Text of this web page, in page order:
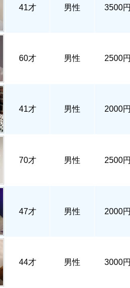
41才 男性 3500円
60才 男性 2500円
41才 男性 2000円
70才 男性 2500円
47才 男性 2000円
44才 男性 3000円